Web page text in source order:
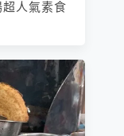
人氣素食